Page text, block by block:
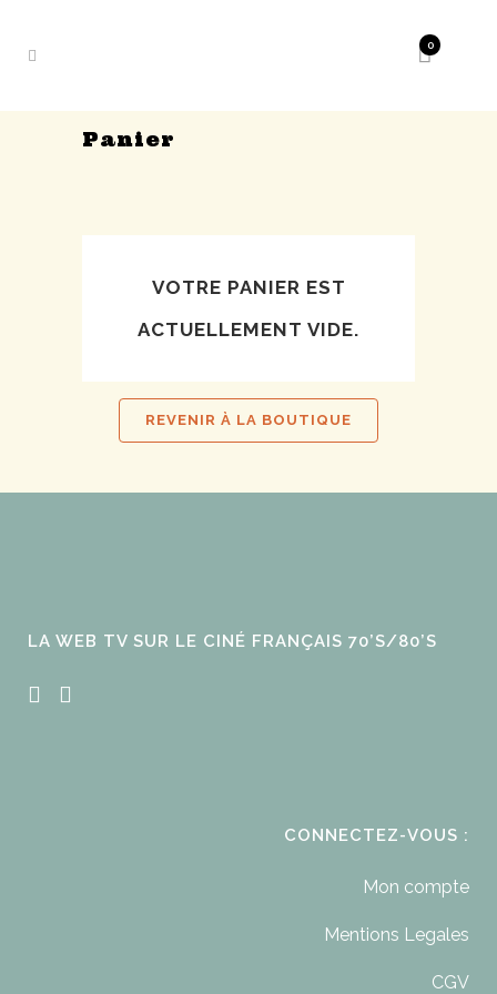
0
Panier
VOTRE PANIER EST
ACTUELLEMENT VIDE.
REVENIR À LA BOUTIQUE
LA WEB TV SUR LE CINÉ FRANÇAIS 70’S/80’S
CONNECTEZ-VOUS :
Mon compte
Mentions Legales
CGV